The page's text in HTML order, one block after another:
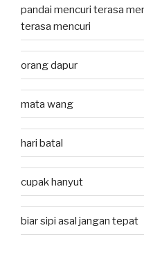
pandai mencuri terasa
terasa mencuri
orang dapur
mata wang
hari batal
cupak hanyut
biar sipi asal jangan tepat